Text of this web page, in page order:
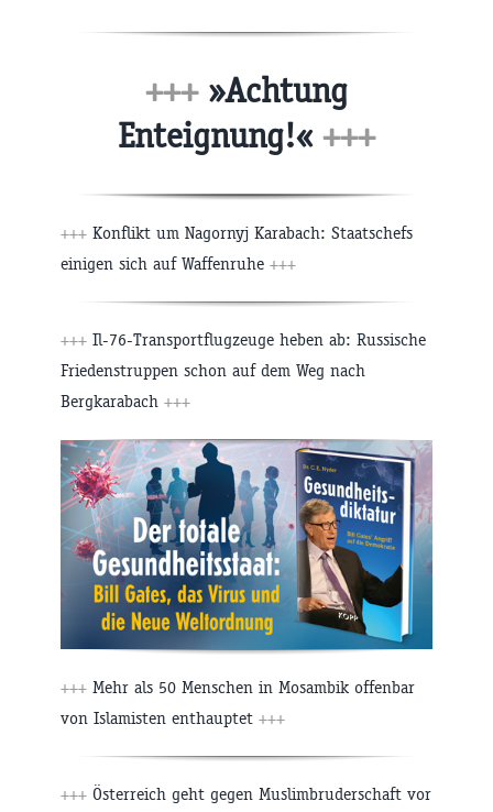
+++»Achtung
Enteignung!« +++
+++ Konflikt um Nagornyj Karabach: Staatschefs
einigen sich auf Waffenruhe +++
+++ Il-76-Transportflugzeuge heben ab: Russische
Friedenstruppen schon auf dem Weg nach
Bergkarabach +++
+++ Mehr als 50 Menschen in Mosambik offenbar
von Islamisten enthauptet +++
+++ Österreich geht gegen Muslimbruderschaft vor